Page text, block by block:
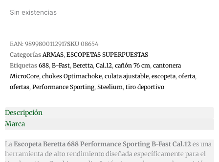
€3.625,00.
€3.443,75.
Sin existencias
EAN: 9899800112917SKU 08654
Categorías ARMAS, ESCOPETAS SUPERPUESTAS
Etiquetas 688, B-Fast, Beretta, Cal.12, cañón 76 cm, cantonera
MicroCore, chokes Optimachoke, culata ajustable, escopeta, oferta,
ofertas, Performance Sporting, Steelium, tiro deportivo
Descripción
Marca
LaEscopeta Beretta 688 Performance Sporting B-Fast Cal.12 es una
herramienta de alto rendimiento diseñada específicamente para el